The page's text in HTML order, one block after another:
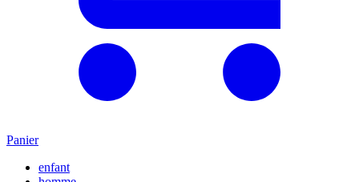
Panier
enfant